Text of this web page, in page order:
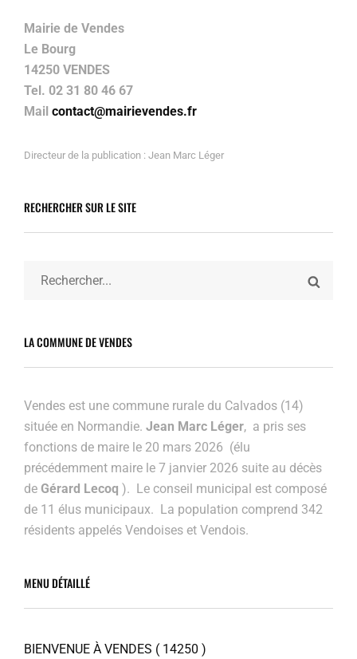
Mairie de Vendes
Le Bourg
14250 VENDES
Tel. 02 31 80 46 67
Mail contact@mairievendes.fr
Directeur de la publication : Jean Marc Léger
RECHERCHER SUR LE SITE
LA COMMUNE DE VENDES
Vendes est une commune rurale du Calvados (14)
située en Normandie. Jean Marc Léger, a pris ses
fonctions de maire le 20 mars 2026 (élu
précédemment maire le 7 janvier 2026 suite au décès
de Gérard Lecoq ). Le conseil municipal est composé
de 11 élus municipaux. La population comprend 342
résidents appelés Vendoises et Vendois.
MENU DÉTAILLÉ
BIENVENUE À VENDES ( 14250 )